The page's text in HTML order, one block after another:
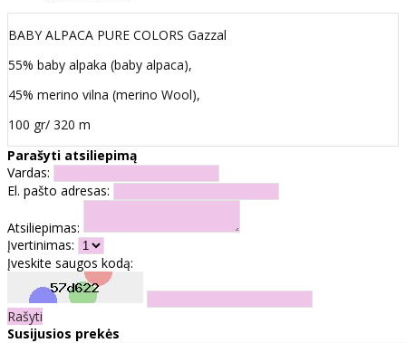
BABY ALPACA PURE COLORS Gazzal
55% baby alpaka (baby alpaca),
45% merino vilna (merino Wool),
100 gr/ 320 m
Parašyti atsiliepimą
Vardas:
El. pašto adresas:
Atsiliepimas:
Įvertinimas:
Įveskite saugos kodą:
Rašyti
Susijusios prekės